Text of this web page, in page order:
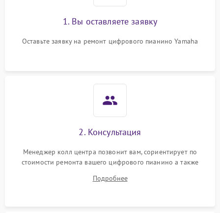
1. Вы оставляете заявку
Оставьте заявку на ремонт цифрового пианино Yamaha
2. Консультация
Менеджер колл центра позвонит вам, сориентирует по
стоимости ремонта вашего цифрового пианино а также
Подробнее